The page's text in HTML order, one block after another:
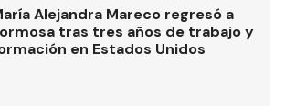
Alejandra Mareco regresó a
tras tres años de trabajo y
en Estados Unidos